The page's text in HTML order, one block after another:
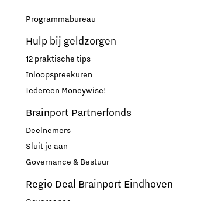
Programmabureau
Hulp bij geldzorgen
12 praktische tips
Inloopspreekuren
Iedereen Moneywise!
Brainport Partnerfonds
Deelnemers
Sluit je aan
Governance & Bestuur
Regio Deal Brainport Eindhoven